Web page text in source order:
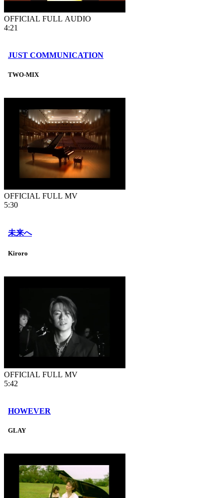
OFFICIAL FULL AUDIO
4:21
JUST COMMUNICATION
TWO-MIX
OFFICIAL FULL MV
5:30
未来へ
Kiroro
OFFICIAL FULL MV
5:42
HOWEVER
GLAY